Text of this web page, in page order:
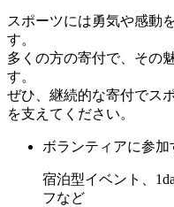
スポーツには勇気や感動
す。
多くの方の寄付で、その
す。
ぜひ、継続的な寄付でス
を支えてください。
ボランティアに参加
宿泊型イベント、
フなど